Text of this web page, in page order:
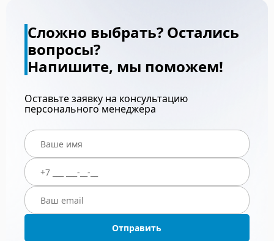
Сложно выбрать? Остались
вопросы?
Напишите, мы поможем!
Оставьте заявку на консультацию
персонального менеджера
Отправить